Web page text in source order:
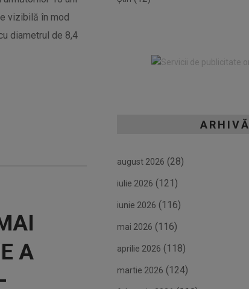
vizibilă în mod
diametrul de 8,4
A
ARHIVĂ
august 2026 (28)
iulie 2026 (121)
iunie 2026 (116)
mai 2026 (116)
aprilie 2026 (118)
martie 2026 (124)